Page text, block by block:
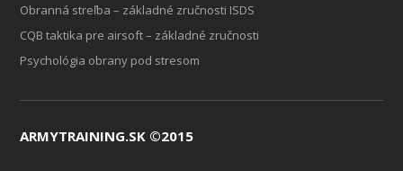
Obranná streľba – základné zručnosti ISDS
CQB taktika pre airsoft – základné zručnosti
Psychológia obrany pod stresom
ARMYTRAINING.SK ©2015